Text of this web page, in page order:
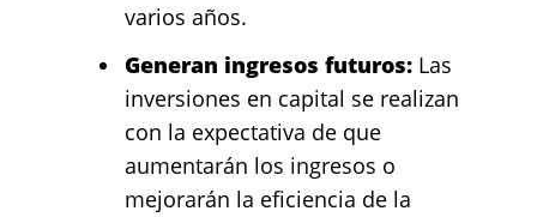
varios años.
Generan ingresos futuros: Las
inversiones en capital se realizan
con la expectativa de que
aumentarán los ingresos o
mejorarán la eficiencia de la